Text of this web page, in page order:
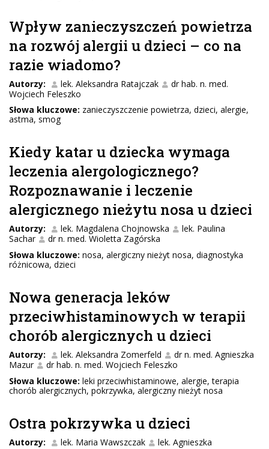
Wpływ zanieczyszczeń powietrza
na rozwój alergii u dzieci – co na
razie wiadomo?
Autorzy: lek. Aleksandra Ratajczak
dr hab. n. med.
Wojciech Feleszko
Słowa kluczowe: zanieczyszczenie powietrza, dzieci, alergie,
astma, smog
Kiedy katar u dziecka wymaga
leczenia alergologicznego?
Rozpoznawanie i leczenie
alergicznego nieżytu nosa u dzieci
Autorzy: lek. Magdalena Chojnowska
lek. Paulina
Sachar
dr n. med. Wioletta Zagórska
Słowa kluczowe: nosa, alergiczny nieżyt nosa, diagnostyka
różnicowa, dzieci
Nowa generacja leków
przeciwhistaminowych w terapii
chorób alergicznych u dzieci
Autorzy: lek. Aleksandra Zomerfeld
dr n. med. Agnieszka
Mazur
dr hab. n. med. Wojciech Feleszko
Słowa kluczowe: leki przeciwhistaminowe, alergie, terapia
chorób alergicznych, pokrzywka, alergiczny nieżyt nosa
Ostra pokrzywka u dzieci
Autorzy: lek. Maria Wawszczak
lek. Agnieszka